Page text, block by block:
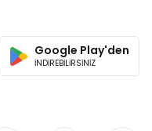
Google Play'den
İNDİREBİLİRSİNİZ